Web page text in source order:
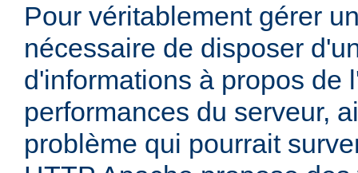
Pour véritablement gérer
nécessaire de disposer
d'informations à propos de
performances du serveur,
problème qui pourrait